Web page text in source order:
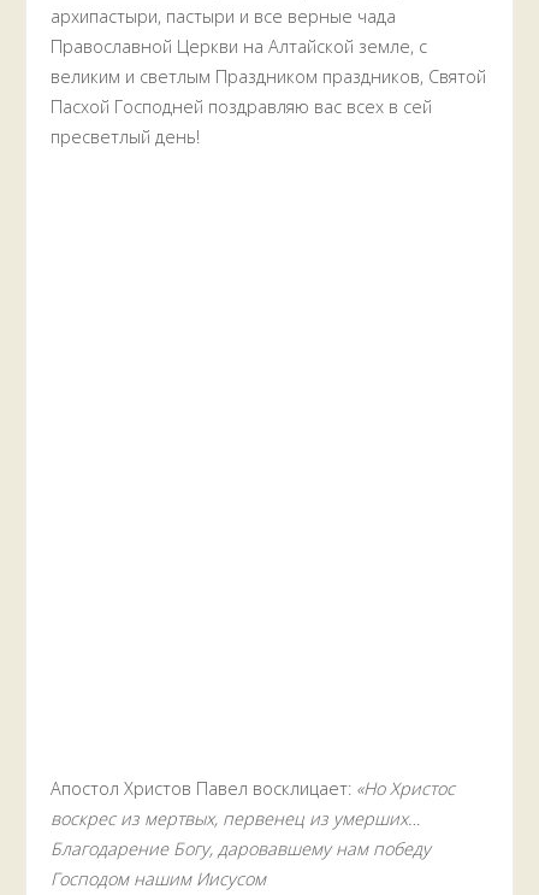
архипастыри, пастыри и все верные чада
Православной Церкви на Алтайской земле, с
великим и светлым Праздником праздников, Святой
Пасхой Господней поздравляю вас всех в сей
пресветлый день!
Апостол Христов Павел восклицает: «Но Христос
воскрес из мертвых, первенец из умерших…
Благодарение Богу, даровавшему нам победу
Господом нашим Иисусом